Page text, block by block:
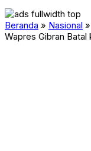
Beranda » Nasional »
Wapres Gibran Batal